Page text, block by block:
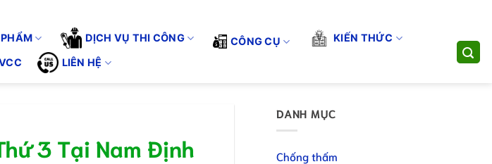
DỊCH VỤ THI CÔNG CÔNG CỤ KIẾN THỨC
LIÊN HỆ
3 Tại Nam Định
DANH MỤC
Chống thấm